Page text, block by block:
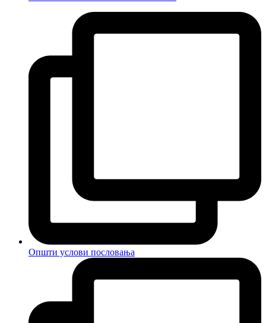
Општи услови пословања